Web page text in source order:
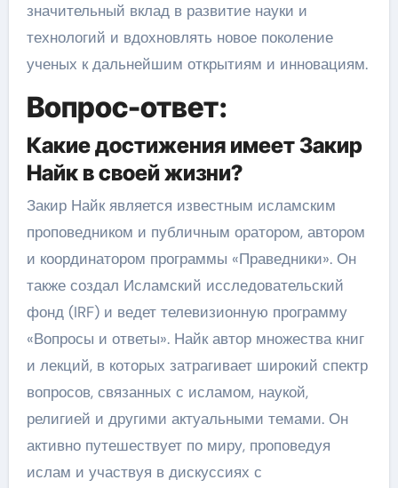
значительный вклад в развитие науки и
технологий и вдохновлять новое поколение
ученых к дальнейшим открытиям и инновациям.
Вопрос-ответ:
Какие достижения имеет Закир
Найк в своей жизни?
Закир Найк является известным исламским
проповедником и публичным оратором, автором
и координатором программы «Праведники». Он
также создал Исламский исследовательский
фонд (IRF) и ведет телевизионную программу
«Вопросы и ответы». Найк автор множества книг
и лекций, в которых затрагивает широкий спектр
вопросов, связанных с исламом, наукой,
религией и другими актуальными темами. Он
активно путешествует по миру, проповедуя
ислам и участвуя в дискуссиях с